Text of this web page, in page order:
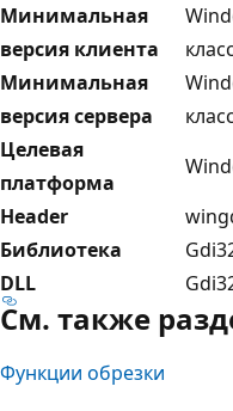
Минимальная
версия клиента
Минимальная
версия сервера
Целевая
платформа
Header
Библиотека
DLL
См. также
Функции обрезки